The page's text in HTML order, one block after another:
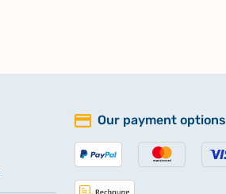
Our payment options